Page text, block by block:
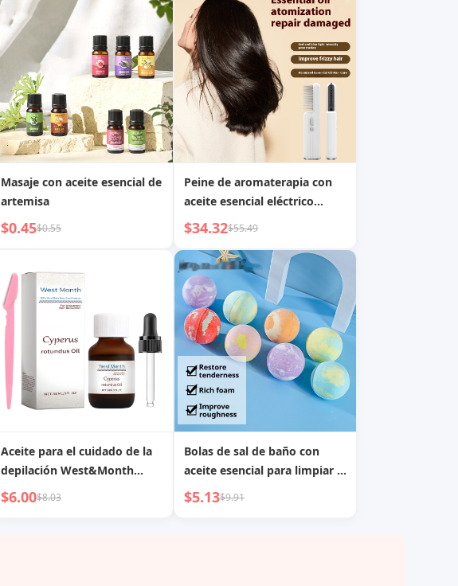
Nutritivo e Hidratante
Masaje con aceite esencial de
artemisa
$0.45$0.55
Peine de aromaterapia con
aceite esencial eléctrico
transfronterizo, peine en
del cabello, peine nutritivo
para el cabello, peine en
spray de aceite esencial para
cabello liso
$34.32$55.49
Aceite para el cuidado de la
depilación West&Month
Cyperi Rhizoma (con
$6.00$8.03
Bolas de sal de baño con
aceite esencial para limpiar y
ablandar la piel, fragancia
$5.13$9.91